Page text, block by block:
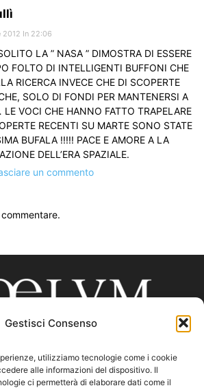
Gestisci Consenso
utilizziamo tecnologie come i cookie
alle informazioni del dispositivo. Il
ci permetterà di elaborare dati come il
2012 In 22:06
LA ” NASA ” DIMOSTRA DI ESSERE
FOLTO DI INTELLIGENTI BUFFONI CHE
RICERCA INVECE CHE DI SCOPERTE
SOLO DI FONDI PER MANTENERSI A
VOCI CHE HANNO FATTO TRAPELARE
RECENTI SU MARTE SONO STATE
BUFALA !!!!! PACE E AMORE A LA
DELL’ERA SPAZIALE.
un commento
CHI SIAMO